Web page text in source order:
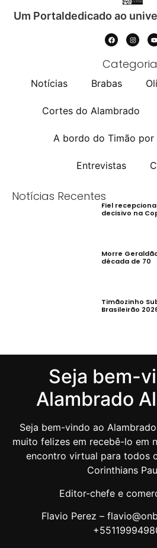
Um Portaldedicado ao
Notícias Brabas
Cortes do Alambrado
A bordo do Timão por
Entrevistas
Notícias Recentes
Fiel
decisivo na
Morre
década de 70
Timãozinho
Brasileirão
Seja bem-
Alambrado
Seja bem-vindo ao
muito felizes em recebê-lo em
encontro virtual para todos
Corinthians
Editor-chefe e
Flavio Perez –